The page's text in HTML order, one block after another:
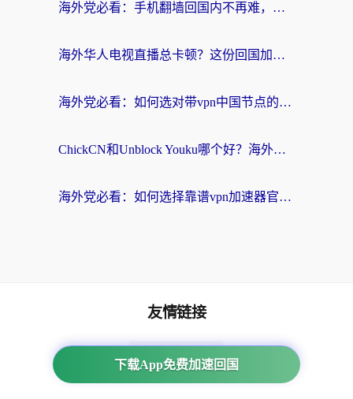
海外党必看：手机翻墙回国内不再难，一篇搞定无缝访问国内资源指南
海外华人电视直播总卡顿？这份回国加速器选择指南帮你无缝看国内资源
海外党必看：如何选对带vpn中国节点的加速器？无缝访问国内资源全攻略
ChickCN和Unblock Youku哪个好？海外党亲测4款热门回国加速器，附避坑指南
海外党必看：如何选择靠谱vpn加速器官网？轻松解决国内APP地区限制
下载App免费加速回国
友情链接
海外回国加速器